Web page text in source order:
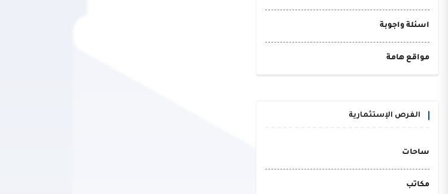
اسئلة واجوبة
مواقع هامة
الفرص الإستثمارية
ساحات
مكاتب